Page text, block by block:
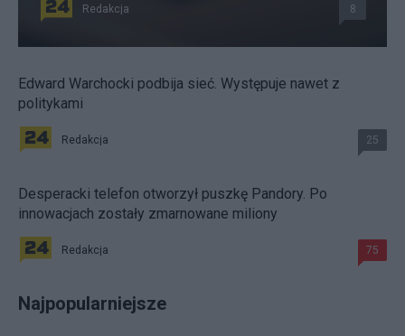
Redakcja 8
Edward Warchocki podbija sieć. Występuje nawet z
politykami
Redakcja 25
Desperacki telefon otworzył puszkę Pandory. Po
innowacjach zostały zmarnowane miliony
Redakcja 75
Najpopularniejsze